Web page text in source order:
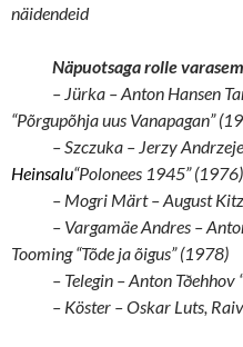
näidendeid
Näpuotsaga rolle
– Jürka – Anton Hansen
“Põrgupõhja uus Vanapagan”
– Szczuka – Jerzy
Heinsalu“Polonees 1945” (1976)
– Mogri Märt – August
– Vargamäe Andres –
Tooming “Tõde ja õigus” (1978)
– Telegin – Anton Tðehhov
– Köster – Oskar Luts,